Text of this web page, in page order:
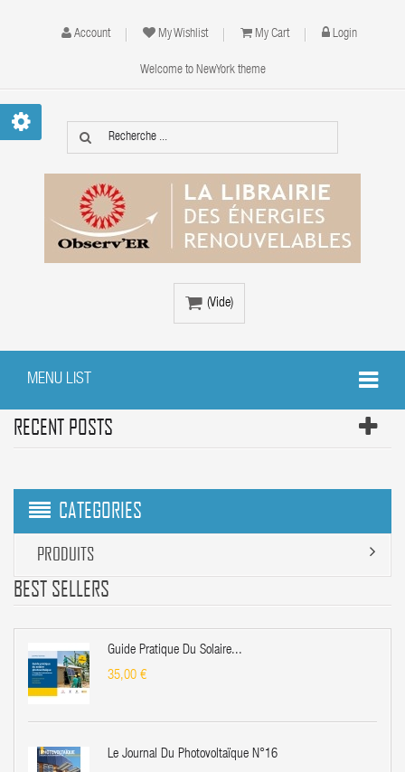
Account My Wishlist My Cart Login
Welcome to NewYork theme
(vide)
MENU LIST
RECENT POSTS
CATEGORIES
PRODUITS
BEST SELLERS
Guide Pratique Du Solaire...
35,00 €
Le Journal Du Photovoltaïque N°16